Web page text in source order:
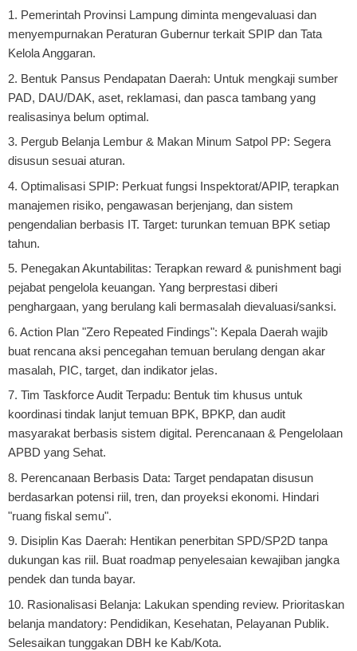
1. Pemerintah Provinsi Lampung diminta mengevaluasi dan
menyempurnakan Peraturan Gubernur terkait SPIP dan Tata
Kelola Anggaran.
2. Bentuk Pansus Pendapatan Daerah: Untuk mengkaji sumber
PAD, DAU/DAK, aset, reklamasi, dan pasca tambang yang
realisasinya belum optimal.
3. Pergub Belanja Lembur & Makan Minum Satpol PP: Segera
disusun sesuai aturan.
4. Optimalisasi SPIP: Perkuat fungsi Inspektorat/APIP, terapkan
manajemen risiko, pengawasan berjenjang, dan sistem
pengendalian berbasis IT. Target: turunkan temuan BPK setiap
tahun.
5. Penegakan Akuntabilitas: Terapkan reward & punishment bagi
pejabat pengelola keuangan. Yang berprestasi diberi
penghargaan, yang berulang kali bermasalah dievaluasi/sanksi.
6. Action Plan "Zero Repeated Findings": Kepala Daerah wajib
buat rencana aksi pencegahan temuan berulang dengan akar
masalah, PIC, target, dan indikator jelas.
7. Tim Taskforce Audit Terpadu: Bentuk tim khusus untuk
koordinasi tindak lanjut temuan BPK, BPKP, dan audit
masyarakat berbasis sistem digital. Perencanaan & Pengelolaan
APBD yang Sehat.
8. Perencanaan Berbasis Data: Target pendapatan disusun
berdasarkan potensi riil, tren, dan proyeksi ekonomi. Hindari
"ruang fiskal semu".
9. Disiplin Kas Daerah: Hentikan penerbitan SPD/SP2D tanpa
dukungan kas riil. Buat roadmap penyelesaian kewajiban jangka
pendek dan tunda bayar.
10. Rasionalisasi Belanja: Lakukan spending review. Prioritaskan
belanja mandatory: Pendidikan, Kesehatan, Pelayanan Publik.
Selesaikan tunggakan DBH ke Kab/Kota.